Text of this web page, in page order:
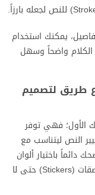
يمكنك استخدام
الكلام واضحاً وسهل
طريق لتصميم
الأول؛ فهي توفر
النص ليتناسب مع
دائماً باختيار ألوان
متناسقة بعناية، وتجنب المبالغة في وضع الملصقات (Stickers) حتى لا